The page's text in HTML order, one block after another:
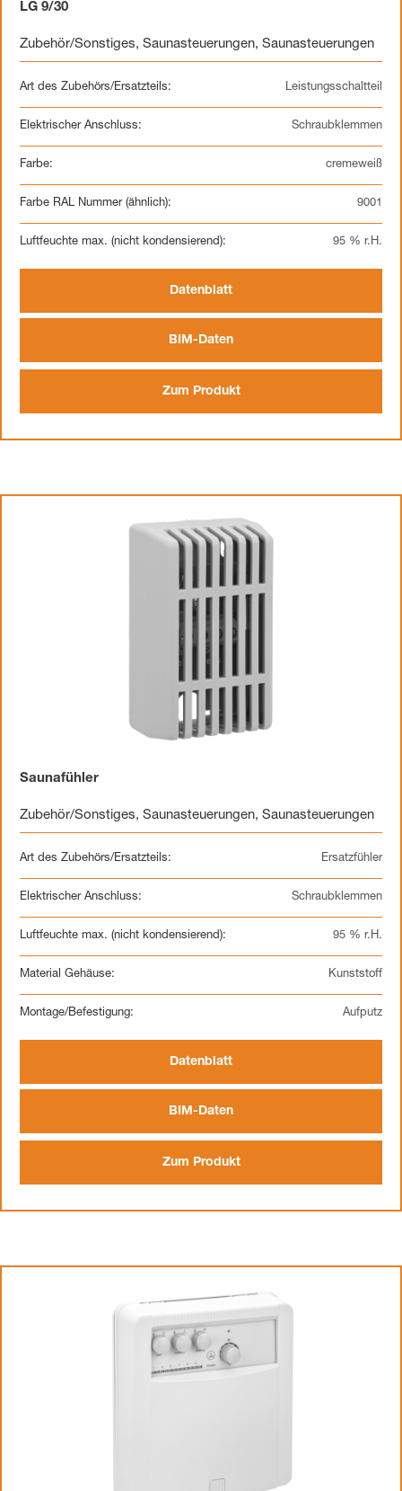
LG 9/30
Zubehör/Sonstiges, Saunasteuerungen, Saunasteuerungen
Art des Zubehörs/Ersatzteils: Leistungsschaltteil
Elektrischer Anschluss: Schraubklemmen
Farbe: cremeweiß
Farbe RAL Nummer (ähnlich): 9001
Luftfeuchte max. (nicht kondensierend): 95 % r.H.
Datenblatt
BIM-Daten
Zum Produkt
Saunafühler
Zubehör/Sonstiges, Saunasteuerungen, Saunasteuerungen
Art des Zubehörs/Ersatzteils: Ersatzfühler
Elektrischer Anschluss: Schraubklemmen
Luftfeuchte max. (nicht kondensierend): 95 % r.H.
Material Gehäuse: Kunststoff
Montage/Befestigung: Aufputz
Datenblatt
BIM-Daten
Zum Produkt